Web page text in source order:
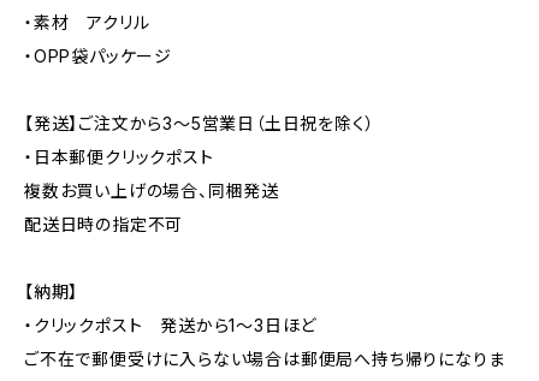
・素材 アクリル
・OPP袋パッケージ
【発送】ご注文から3〜5営業日（土日祝を除く）
・日本郵便クリックポスト
複数お買い上げの場合、同梱発送
配送日時の指定不可
【納期】
・クリックポスト 発送から1〜3日ほど
ご不在で郵便受けに入らない場合は郵便局へ持ち帰りになりま